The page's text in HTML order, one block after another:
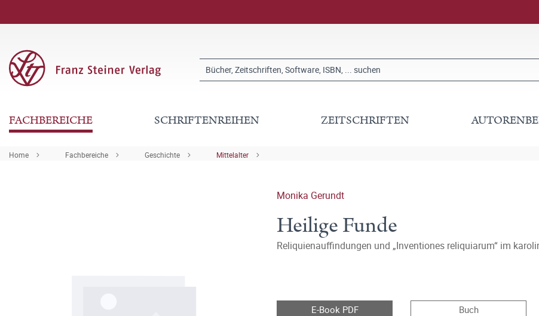
FACHBEREICHE SCHRIFTENREIHEN ZEITSCHRIFTEN
Home Fachbereiche Geschichte Mittelalter
Monika Gerundt
Heilige Funde
Reliquienauffindungen und „Inventiones reliquiarum“ im
E-Book PDF Buch